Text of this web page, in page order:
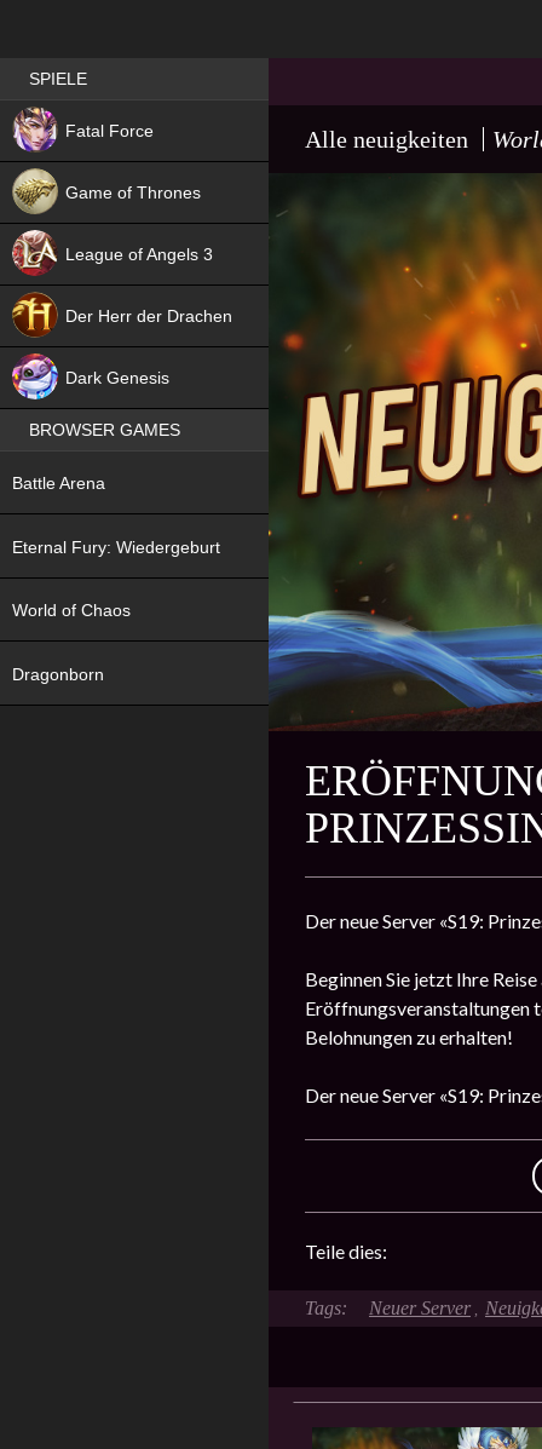
Alle neuigkeiten
Der neue Server «S19:
Beginnen Sie jetzt Ihre
Eröffnungsveranstaltungen
Belohnungen zu erhalten!
Der neue Server «S19:
Teile dies:
Neuer Server ,
Best RPG games in Germany
SPIELE
Fatal Force
NEW
Game of Thrones
League of Angels 3
Der Herr der Drachen
Dark Genesis
BROWSER GAMES
Battle Arena
Eternal Fury: Wiedergeburt
World of Chaos
Dragonborn